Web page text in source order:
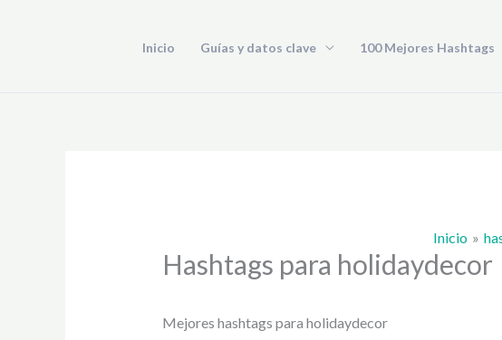
Inicio Guías y datos clave 100 Mejores Hashtags
Inicio
Hashtags para holidaydecor
Mejores hashtags para holidaydecor